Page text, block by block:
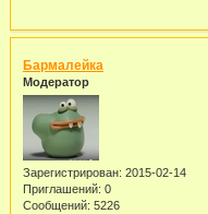
Бармалейка
Модератор
Зарегистрирован: 2015-02-14
Приглашений: 0
Сообщений: 5226